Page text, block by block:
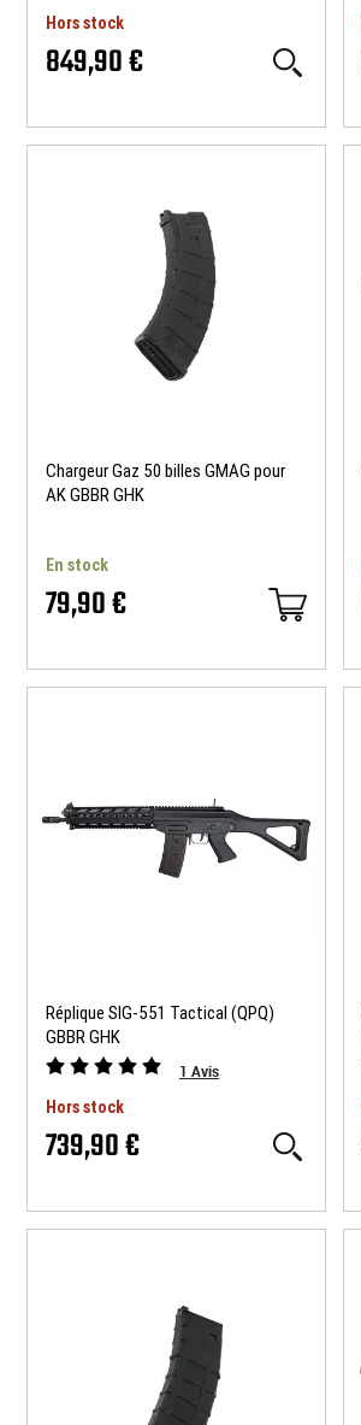
Hors stock
849,90 €
Chargeur Gaz 50 billes GMAG pour
AK GBBR GHK
En stock
79,90 €
Réplique SIG-551 Tactical (QPQ)
GBBR GHK
1 Avis
Hors stock
739,90 €